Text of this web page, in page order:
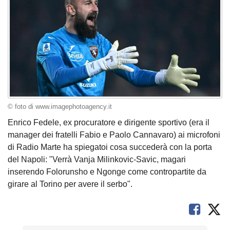
© foto di www.imagephotoagency.it
Enrico Fedele, ex procuratore e dirigente sportivo (era il
manager dei fratelli Fabio e Paolo Cannavaro) ai microfoni
di Radio Marte ha spiegatoi cosa succederà con la porta
del Napoli: "Verrà Vanja Milinkovic-Savic, magari
inserendo Folorunsho e Ngonge come contropartite da
girare al Torino per avere il serbo".